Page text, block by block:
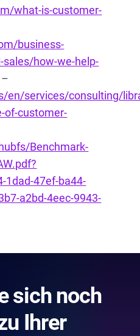
what-is-customer-
business-
how-we-help-
–
en/services/consulting/
of-customer-
Benchmark-
1dad-47ef-ba44-
a2bd-4eec-9943-
sich noch
Ihrer